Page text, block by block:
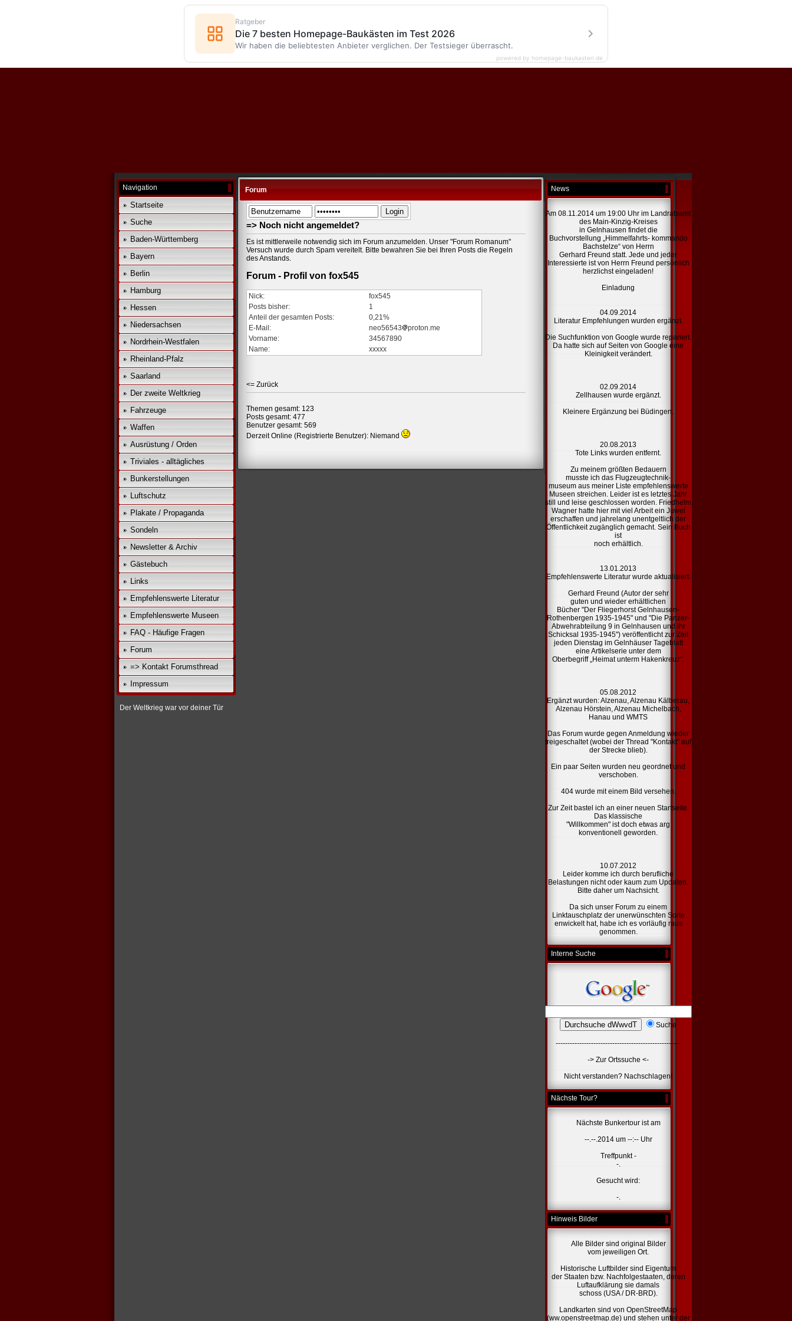
Navigation
Startseite
Suche
Baden-Württemberg
Bayern
Berlin
Hamburg
Hessen
Niedersachsen
Nordrhein-Westfalen
Rheinland-Pfalz
Saarland
Der zweite Weltkrieg
Fahrzeuge
Waffen
Ausrüstung / Orden
Triviales - alltägliches
Bunkerstellungen
Luftschutz
Plakate / Propaganda
Sondeln
Newsletter & Archiv
Gästebuch
Links
Empfehlenswerte Literatur
Empfehlenswerte Museen
FAQ - Häufige Fragen
Forum
=> Kontakt Forumsthread
Impressum
Der Weltkrieg war vor deiner Tür
Forum
=> Noch nicht angemeldet?
Es ist mittlerweile notwendig sich im Forum anzumelden. Unser "Forum Romanum"
Versuch wurde durch Spam vereitelt. Bitte bewahren Sie bei Ihren Posts die Regeln
des Anstands.
Forum - Profil von fox545
Nick:
fox545
Posts bisher:
1
Anteil der gesamten Posts:
0,21%
E-Mail:
neo56543
proton.me
Vorname:
34567890
Name:
xxxxx
<= Zurück
Themen gesamt: 123
Posts gesamt: 477
Benutzer gesamt: 569
Derzeit Online (Registrierte Benutzer): Niemand
News
Am 08.11.2014 um 19:00 Uhr im Landratsamt
des Main-Kinzig-Kreises
in Gelnhausen findet die
Buchvorstellung „Himmelfahrts- kommando
Bachstelze“ von Herrn
Gerhard Freund statt. Jede und jeder
Interessierte ist von Herrn Freund persönlich
herzlichst eingeladen!
Einladung
04.09.2014
Literatur Empfehlungen wurden ergänzt.
Die Suchfunktion von Google wurde repariert.
Da hatte sich auf Seiten von Google eine
Kleinigkeit verändert.
02.09.2014
Zellhausen wurde ergänzt.
Kleinere Ergänzung bei Büdingen.
20.08.2013
Tote Links wurden entfernt.
Zu meinem größten Bedauern
musste ich das Flugzeugtechnik-
museum aus meiner Liste empfehlenswerte
Museen streichen. Leider ist es letztes Jahr
still und leise geschlossen worden. Friedhelm
Wagner hatte hier mit viel Arbeit ein Juwel
erschaffen und jahrelang unentgeltlich der
Öffentlichkeit zugänglich gemacht. Sein Buch
ist
noch erhältlich.
13.01.2013
Empfehlenswerte Literatur wurde aktualisiert.
Gerhard Freund (Autor der sehr
guten und wieder erhältlichen
Bücher "Der Fliegerhorst Gelnhausen-
Rothenbergen 1935-1945" und "Die Panzer-
Abwehrabteilung 9 in Gelnhausen und ihr
Schicksal 1935-1945") veröffentlicht zur Zeit
jeden Dienstag im Gelnhäuser Tageblatt
eine Artikelserie unter dem
Oberbegriff „Heimat unterm Hakenkreuz“.
05.08.2012
Ergänzt wurden:Alzenau,Alzenau Kälberau,
Alzenau Hörstein,Alzenau Michelbach,
Hanau und WMTS
Das Forum wurde gegen Anmeldung wieder
freigeschaltet (wobei der Thread "Kontakt" auf
der Strecke blieb).
Ein paar Seiten wurden neu geordnet und
verschoben.
404wurde mit einem Bild versehen.
Zur Zeit bastel ich an einer neuen Startseite.
Das klassische
"Willkommen" ist doch etwas arg
konventionell geworden.
10.07.2012
Leider komme ich durch berufliche
Belastungen nicht oder kaum zum Updaten.
Bitte daher um Nachsicht.
Da sich unser Forum zu einem
Linktauschplatz der unerwünschten Sorte
enwickelt hat, habe ich es vorläufig raus
genommen.
Interne Suche
Suche
-----------------------------------------------------
-> Zur Ortssuche <-
Nicht verstanden? Nachschlagen!
Nächste Tour?
Nächste Bunkertour ist am
--.--.2014 um --:-- Uhr
Treffpunkt -
-.
Gesucht wird:
-.
Hinweis Bilder
Alle Bilder sind original Bilder
vom jeweiligen Ort.
Historische Luftbilder sind Eigentum
der Staaten bzw. Nachfolgestaaten, deren
Luftaufklärung sie damals
schoss (USA / DR-BRD).
Landkarten sind von OpenStreetMap
(ww.openstreetmap.de) und stehen unter der
Ratgeber
Die 7 besten Homepage-Baukästen im Test 2026
Wir haben die beliebtesten Anbieter verglichen. Der Testsieger überrascht.
powered by homepage-baukasten.de